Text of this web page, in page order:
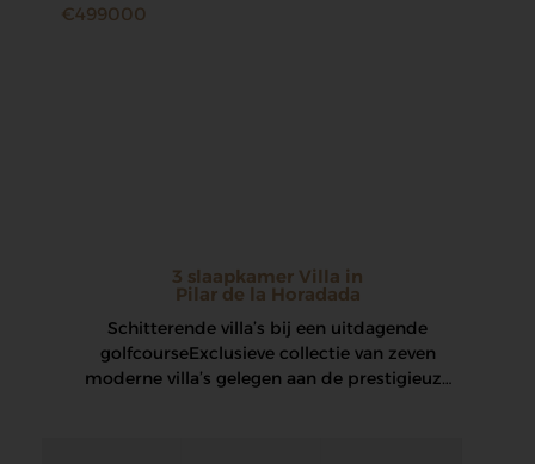
€499000
3 slaapkamer Villa in
Pilar de la Horadada
Schitterende villa’s bij een uitdagende
golfcourse Exclusieve collectie van zeven
moderne villa’s gelegen aan de prestigieuze